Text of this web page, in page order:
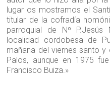
lugar os mostramos el
titular de la cofradía
parroquial de Nº P.Jesús
localidad cordobesa de
mañana del viernes santo
Palos, aunque en 1975
Francisco Buiza.»